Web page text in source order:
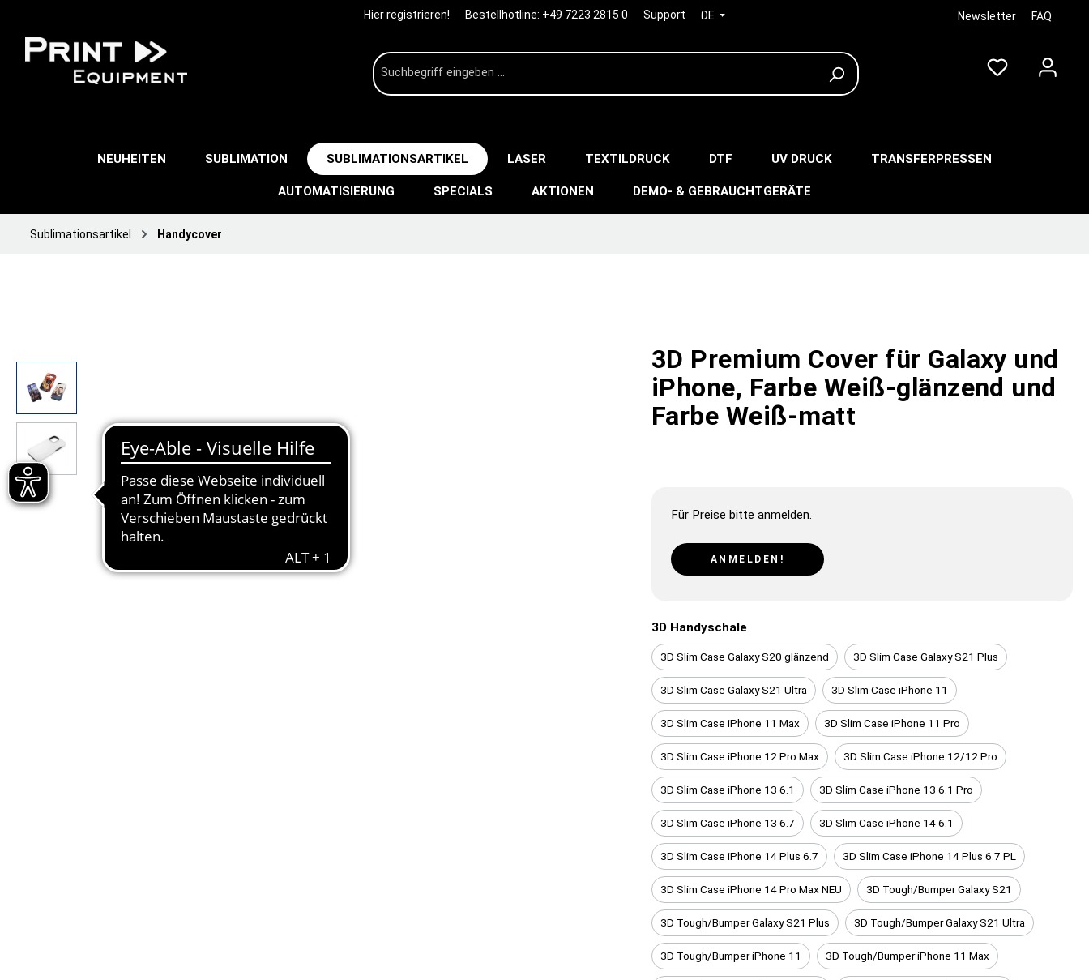
Hier registrieren! Bestellhotline: +49 7223 2815 0 Support DE Newsletter FAQ
NEUHEITEN SUBLIMATION SUBLIMATIONSARTIKEL LASER TEXTILDRUCK DTF UV DRUCK TRANSFERPRESSEN
AUTOMATISIERUNG SPECIALS AKTIONEN DEMO- & GEBRAUCHTGERÄTE
Sublimationsartikel Handycover
3D Premium Cover für Galaxy und
iPhone, Farbe Weiß-glänzend und
Farbe Weiß-matt
Für Preise bitte anmelden.
ANMELDEN!
3D Handyschale
3D Slim Case Galaxy S20 glänzend 3D Slim Case Galaxy S21 Plus
3D Slim Case Galaxy S21 Ultra 3D Slim Case iPhone 11
3D Slim Case iPhone 11 Max 3D Slim Case iPhone 11 Pro
3D Slim Case iPhone 12 Pro Max 3D Slim Case iPhone 12/12 Pro
3D Slim Case iPhone 13 6.1 3D Slim Case iPhone 13 6.1 Pro
3D Slim Case iPhone 13 6.7 3D Slim Case iPhone 14 6.1
3D Slim Case iPhone 14 Plus 6.7 3D Slim Case iPhone 14 Plus 6.7 PL
3D Slim Case iPhone 14 Pro Max NEU 3D Tough/Bumper Galaxy S21
3D Tough/Bumper Galaxy S21 Plus 3D Tough/Bumper Galaxy S21 Ultra
3D Tough/Bumper iPhone 11 3D Tough/Bumper iPhone 11 Max